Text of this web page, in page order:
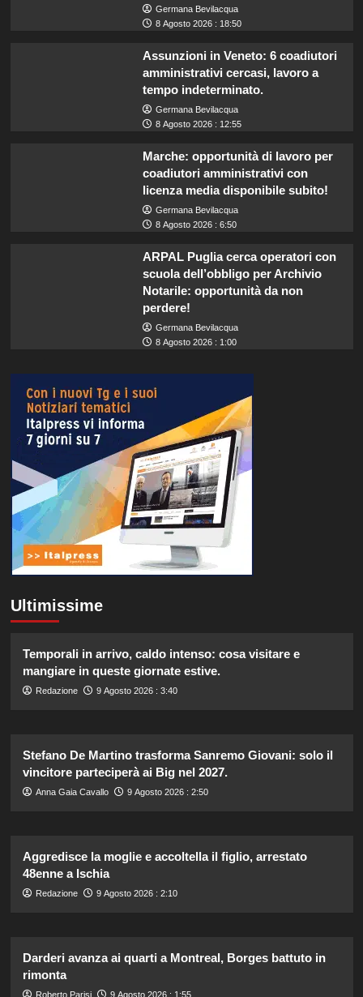
Germana Bevilacqua
8 Agosto 2026 : 18:50
Assunzioni in Veneto: 6 coadiutori
amministrativi cercasi, lavoro a
tempo indeterminato.
Germana Bevilacqua
8 Agosto 2026 : 12:55
Marche: opportunità di lavoro per
coadiutori amministrativi con
licenza media disponibile subito!
Germana Bevilacqua
8 Agosto 2026 : 6:50
ARPAL Puglia cerca operatori con
scuola dell’obbligo per Archivio
Notarile: opportunità da non
perdere!
Germana Bevilacqua
8 Agosto 2026 : 1:00
Ultimissime
Temporali in arrivo, caldo intenso: cosa visitare e
mangiare in queste giornate estive.
Redazione 9 Agosto 2026 : 3:40
Stefano De Martino trasforma Sanremo Giovani: solo il
vincitore parteciperà ai Big nel 2027.
Anna Gaia Cavallo 9 Agosto 2026 : 2:50
Aggredisce la moglie e accoltella il figlio, arrestato
48enne a Ischia
Redazione 9 Agosto 2026 : 2:10
Darderi avanza ai quarti a Montreal, Borges battuto in
rimonta
Roberto Parisi 9 Agosto 2026 : 1:55